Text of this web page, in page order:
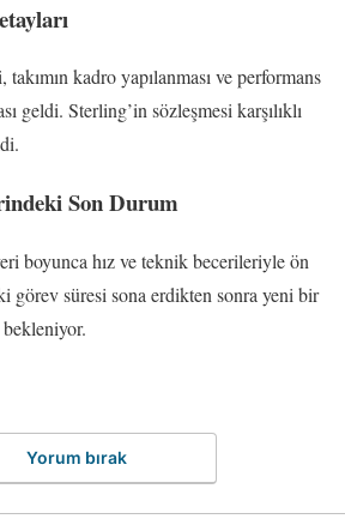
kadro yapılanması ve performans
geldi. Sterling’in sözleşmesi karşılıklı
Son Durum
boyunca hız ve teknik becerileriyle ön
görev süresi sona erdikten sonra yeni bir
Yorum bırak